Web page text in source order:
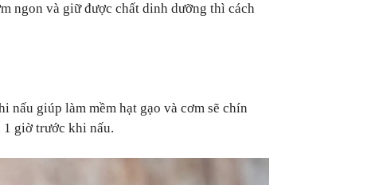
ngon và giữ được chất dinh dưỡng thì cách
nấu giúp làm mềm hạt gạo và cơm sẽ chín
1 giờ trước khi nấu.